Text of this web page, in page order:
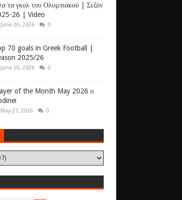
τα γκολ του Ολυμπιακού | Σεζόν
26 | Video
June 05, 2026 0
70 goals in Greek Football |
2025/26
June 05, 2026 0
of the Month May 2026 ο
May 27, 2026 0